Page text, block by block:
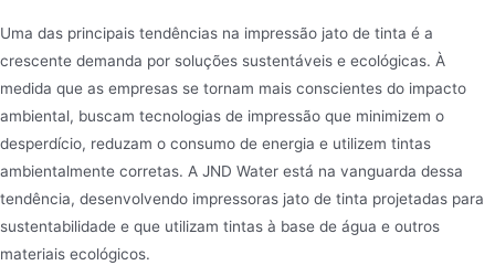
Uma das principais tendências na impressão jato de tinta é a
crescente demanda por soluções sustentáveis e ecológicas. À
medida que as empresas se tornam mais conscientes do impacto
ambiental, buscam tecnologias de impressão que minimizem o
desperdício, reduzam o consumo de energia e utilizem tintas
ambientalmente corretas. A JND Water está na vanguarda dessa
tendência, desenvolvendo impressoras jato de tinta projetadas para
sustentabilidade e que utilizam tintas à base de água e outros
materiais ecológicos.